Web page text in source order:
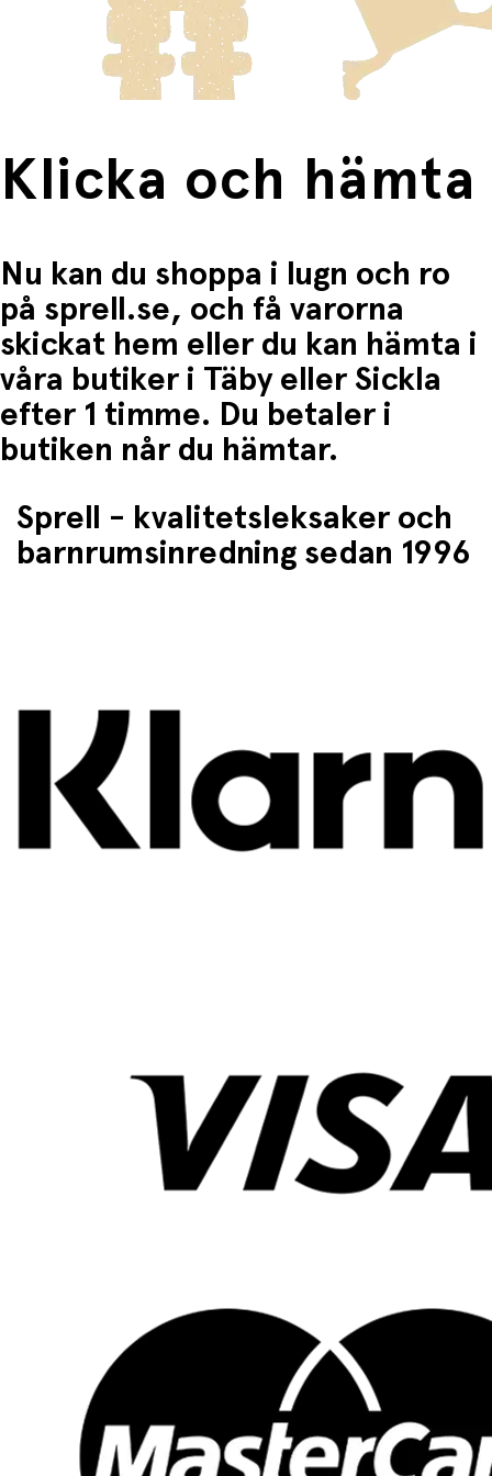
frakten för dessa varor visas i kassan.
Fri frakt när du handlar för mer än 1500:-
Klicka och hämta
Nu kan du shoppa i lugn och ro
på sprell.se, och få varorna
skickat hem eller du kan hämta i
våra butiker i Täby eller Sickla
efter 1 timme. Du betaler i
butiken når du hämtar.
Sprell - kvalitetsleksaker och
barnrumsinredning sedan 1996